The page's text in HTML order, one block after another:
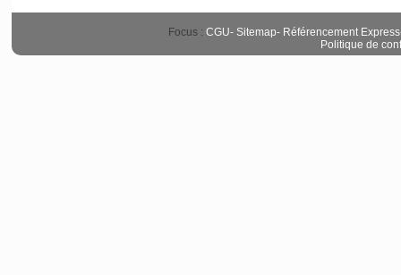
Focus : CGU- Sitemap- Référencement Express
Politique de